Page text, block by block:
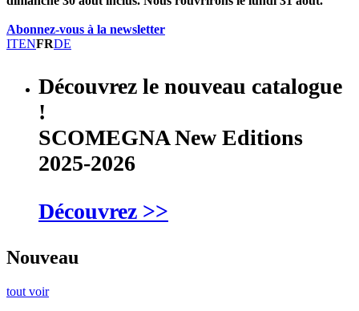
Abonnez-vous à la newsletter
ITENFRDE
Découvrez le nouveau catalogue
!
SCOMEGNA New Editions
2025-2026
Découvrez >>
Nouveau
tout voir